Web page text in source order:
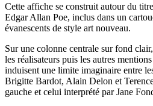
Cette affiche se construit autour du
Edgar Allan Poe, inclus dans un
évanescents de style art nouveau.
Sur une colonne centrale sur fond
les réalisateurs puis les autres
induisent une limite imaginaire entre
Brigitte Bardot, Alain Delon et
gauche et celui interprété par Jane